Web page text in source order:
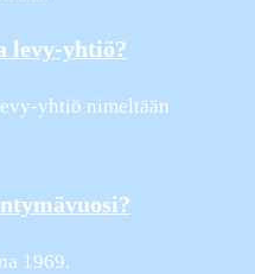
levy-yhtiö?
yhtiö nimeltään
1969.